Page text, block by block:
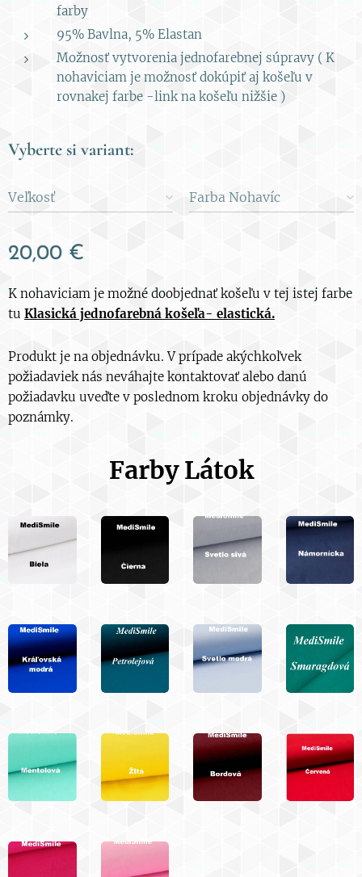
farby
95% Bavlna, 5% Elastan
Možnosť vytvorenia jednofarebnej súpravy ( K
nohaviciam je možnosť dokúpiť aj košeľu v
rovnakej farbe -link na košeľu nižšie )
Vyberte si variant:
Veľkosť Farba Nohavíc
20,00 €
K nohaviciam je možné doobjednať košeľu v tej istej farbe
tu Klasická jednofarebná košeľa- elastická.
Produkt je na objednávku. V prípade akýchkoľvek
požiadaviek nás neváhajte kontaktovať alebo danú
požiadavku uveďte v poslednom kroku objednávky do
poznámky.
Farby Látok